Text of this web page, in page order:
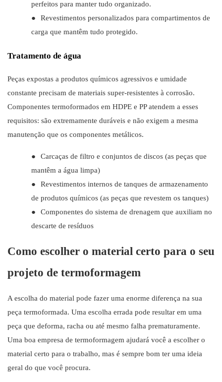
perfeitos para manter tudo organizado.
●
Revestimentos personalizados para compartimentos de
carga que mantêm tudo protegido.
Tratamento de água
Peças expostas a produtos químicos agressivos e umidade
constante precisam de materiais super-resistentes à corrosão.
Componentes termoformados em HDPE e PP atendem a esses
requisitos: são extremamente duráveis ​​e não exigem a mesma
manutenção que os componentes metálicos.
●
Carcaças de filtro e conjuntos de discos (as peças que
mantêm a água limpa)
●
Revestimentos internos de tanques de armazenamento
de produtos químicos (as peças que revestem os tanques)
●
Componentes do sistema de drenagem que auxiliam no
descarte de resíduos
Como escolher o material certo para o seu
projeto de termoformagem
A escolha do material pode fazer uma enorme diferença na sua
peça termoformada. Uma escolha errada pode resultar em uma
peça que deforma, racha ou até mesmo falha prematuramente.
Uma boa empresa de termoformagem ajudará você a escolher o
material certo para o trabalho, mas é sempre bom ter uma ideia
geral do que você procura.